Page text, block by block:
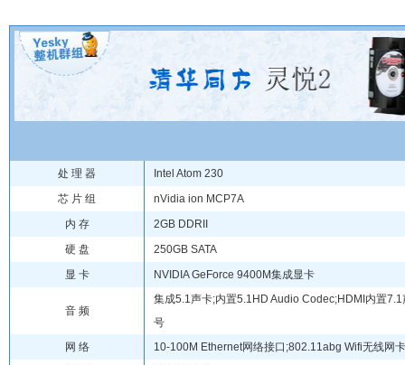
处 理 器
Intel Atom 230
芯 片 组
nVidia ion MCP7A
内 存
2GB DDRII
硬 盘
250GB SATA
显 卡
NVIDIA GeForce 9400M集成显卡
音 频
集成5.1声卡;内置5.1HD Audio Codec;HDMI内置7.1
号
网 络
10-100M Ethernet网络接口;802.11abg Wifi无线网卡